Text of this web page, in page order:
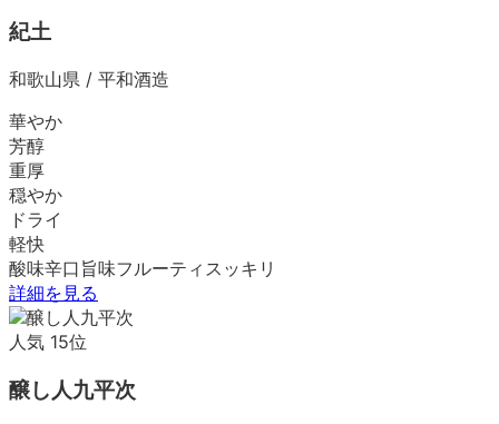
紀土
和歌山県 / 平和酒造
華やか
芳醇
重厚
穏やか
ドライ
軽快
酸味辛口 旨味フルーティ スッキリ
詳細を見る
人気 15位
醸し人九平次